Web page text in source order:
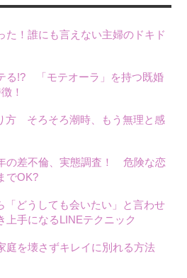
た！誰にも言えない主婦のドキド
る!? 「モテオーラ」を持つ既婚
！
方 そろそろ潮時、もう無理と感
の差不倫、実態調査！ 危険な恋
でOK?
「どうしても会いたい」と言わせ
上手になるLINEテクニック
を壊さずキレイに別れる方法